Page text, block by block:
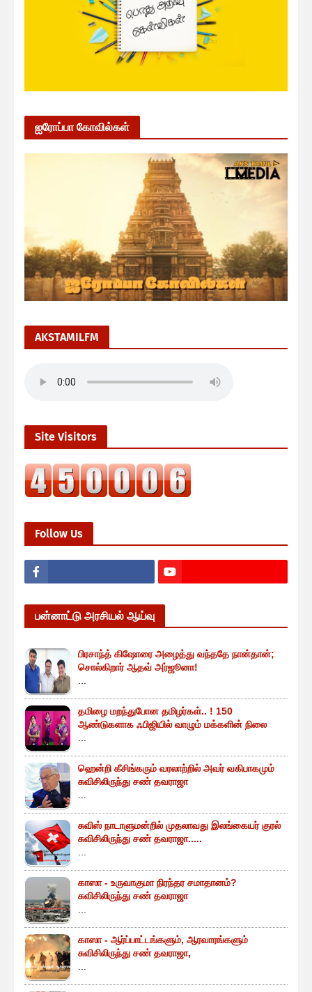
ஐரோப்பா கோவில்கள்
AKSTAMILFM
Site Visitors
Follow Us
பன்னாட்டு அரசியல் ஆய்வு
பிரசாந்த் கிஷோரை அழைத்து வந்ததே நான்தான்;
சொல்கிறார் ஆதவ் அர்ஜூனா!
...
தமிழை மறந்துபோன தமிழர்கள்.. ! 150
ஆண்டுகளாக ஃபிஜியில் வாழும் மக்களின் நிலை
...
ஹென்றி கீசிங்கரும் வரலாற்றில் அவர் வகிபாகமும்
சுவிசிலிருந்து சண் தவராஜா
...
சுவிஸ் நாடாளுமன்றில் முதலாவது இலங்கையர் குரல்
சுவிசிலிருந்து சண் தவராஜா.....
...
காஸா - உருவாகுமா நிரந்தர சமாதானம்?
சுவிசிலிருந்து சண் தவராஜா
...
காஸா - ஆர்ப்பாட்டங்களும், ஆரவாரங்களும்
சுவிசிலிருந்து சண் தவராஜா,
...